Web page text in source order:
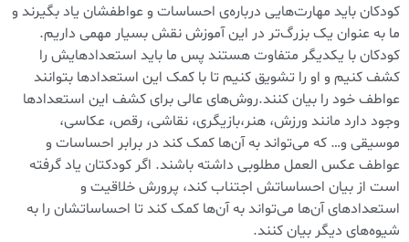
کودکان باید مهارت‌هایی درباره‌ی احساسات و عواطفشان یاد بگیرند و
ما به عنوان یک بزرگ‌تر در این آموزش نقش بسیار مهمی داریم.
کودکان با یکدیگر متفاوت هستند پس ما باید استعداد‌هایش را
کشف کنیم و او را تشویق کنیم تا با کمک این استعداد‌ها بتوانند
عواطف خود را بیان کنند.روش‌های عالی برای کشف این استعداد‌ها
وجود دارد مانند ورزش، هنر،بازیگری، نقاشی، رقص، عکاسی،
موسیقی و… که می‌تواند به آن‌ها کمک کند در برابر احساسات و
عواطف عکس العمل مطلوبی داشته باشند. اگر کودکتان یاد گرفته
است از بیان احساساتش اجتناب کند، پرورش خلاقیت و
استعداد‌های آن‌ها می‌تواند به آن‌ها کمک کند تا احساساتشان را به
شیوه‌های دیگر بیان کنند.